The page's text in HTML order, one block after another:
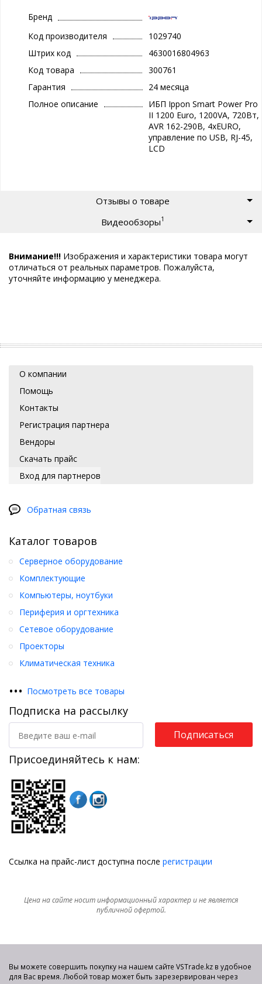
Бренд
Код производителя
1029740
Штрих код
4630016804963
Код товара
300761
Гарантия
24 месяца
Полное описание
ИБП Ippon Smart Power Pro
II 1200 Euro, 1200VA, 720Вт,
AVR 162-290В, 4хEURO,
управление по USB, RJ-45,
LCD
Отзывы о товаре
Видеообзоры1
Внимание!!! Изображения и характеристики товара могут
отличаться от реальных параметров. Пожалуйста,
уточняйте информацию у менеджера.
О компании
Помощь
Контакты
Регистрация партнера
Вендоры
Скачать прайс
Вход для партнеров
Обратная связь
Каталог товаров
Серверное оборудование
Комплектующие
Компьютеры, ноутбуки
Периферия и оргтехника
Сетевое оборудование
Проекторы
Климатическая техника
••• Посмотреть все товары
Подписка на рассылку
Подписаться
Присоединяйтесь к нам:
Ссылка на прайс-лист доступна после регистрации
Цена на сайте носит информационный характер и не является
публичной офертой.
Вы можете совершить покупку на нашем сайте VSTrade.kz в удобное
для Вас время. Любой товар может быть зарезервирован через